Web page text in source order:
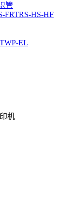
管
FRTRS-HS-HF
TWP-EL
机